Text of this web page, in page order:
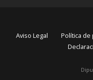
Aviso Legal Política de